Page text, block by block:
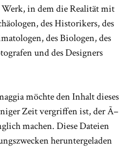
in dem die Realität mit
des Historikers, des
des Biologen, des
und des Designers
möchte den Inhalt dieses
Zeit vergriffen ist, der Ã–
machen. Diese Dateien
heruntergeladen